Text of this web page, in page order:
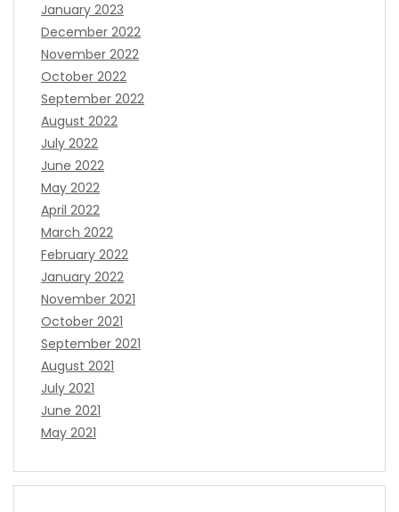
January 2023
December 2022
November 2022
October 2022
September 2022
August 2022
July 2022
June 2022
May 2022
April 2022
March 2022
February 2022
January 2022
November 2021
October 2021
September 2021
August 2021
July 2021
June 2021
May 2021